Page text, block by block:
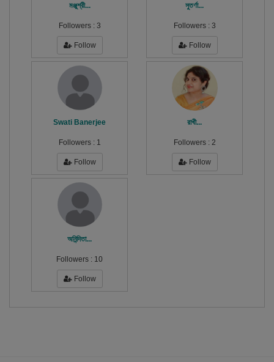
মঞ্জুশ্রী...
Followers : 3
Follow
সুতর্ণা...
Followers : 3
Follow
Swati Banerjee
Followers : 1
Follow
রাখী...
Followers : 2
Follow
অনিন্দিতা...
Followers : 10
Follow